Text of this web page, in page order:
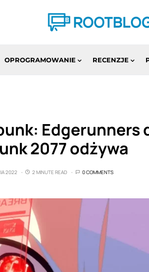
OPROGRAMOWANIE RECENZJE
Edgerunners
2077 odżywa
2022 2 MINUTE READ 0 COMMENTS